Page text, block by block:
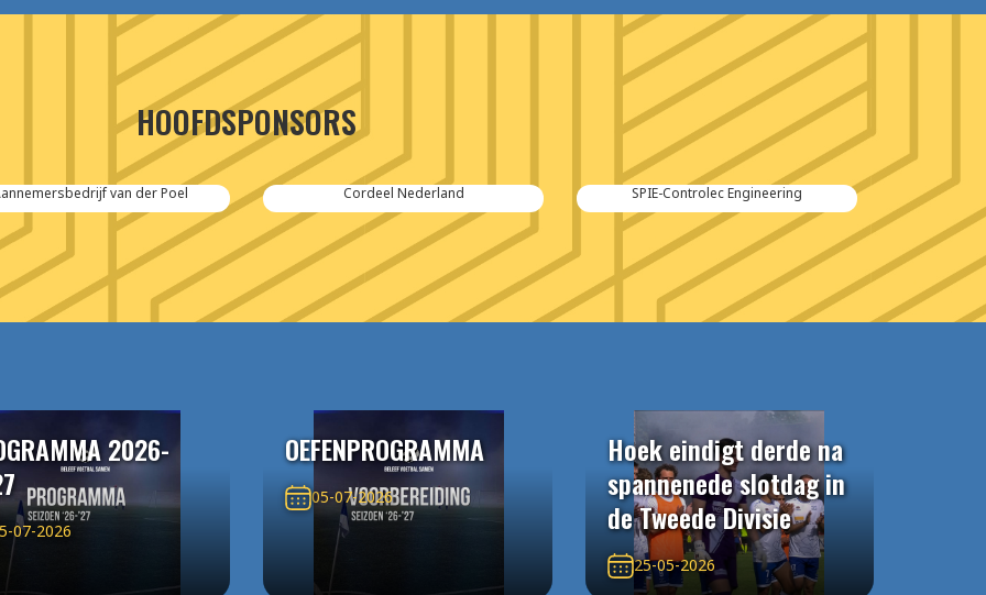
HOOFDSPONSORS
van der Poel Cordeel Nederland SPIE-Controlec Engineering
2026-
07-2026
OEFENPROGRAMMA
05-07-2026
Hoek eindigt derde na
spannenede slotdag in
de Tweede Divisie
25-05-2026